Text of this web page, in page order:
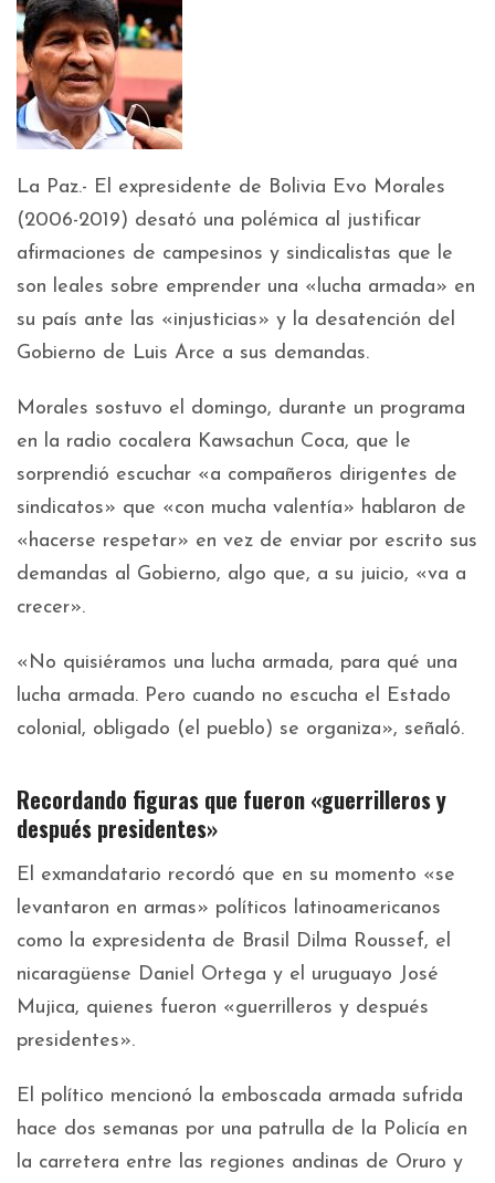
La Paz.- El expresidente de Bolivia Evo Morales
(2006-2019) desató una polémica al justificar
afirmaciones de campesinos y sindicalistas que le
son leales sobre emprender una «lucha armada» en
su país ante las «injusticias» y la desatención del
Gobierno de Luis Arce a sus demandas.
Morales sostuvo el domingo, durante un programa
en la radio cocalera Kawsachun Coca, que le
sorprendió escuchar «a compañeros dirigentes de
sindicatos» que «con mucha valentía» hablaron de
«hacerse respetar» en vez de enviar por escrito sus
demandas al Gobierno, algo que, a su juicio, «va a
crecer».
«No quisiéramos una lucha armada, para qué una
lucha armada. Pero cuando no escucha el Estado
colonial, obligado (el pueblo) se organiza», señaló.
Recordando figuras que fueron «guerrilleros y
después presidentes»
El exmandatario recordó que en su momento «se
levantaron en armas» políticos latinoamericanos
como la expresidenta de Brasil Dilma Roussef, el
nicaragüense Daniel Ortega y el uruguayo José
Mujica, quienes fueron «guerrilleros y después
presidentes».
El político mencionó la emboscada armada sufrida
hace dos semanas por una patrulla de la Policía en
la carretera entre las regiones andinas de Oruro y